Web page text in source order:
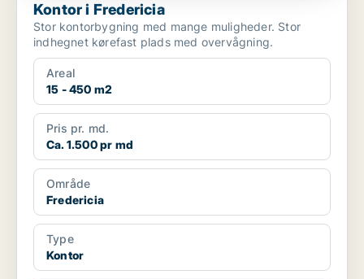
Kontor i Fredericia
Stor kontorbygning med mange muligheder. Stor
indhegnet kørefast plads med overvågning.
Areal
15 - 450 m2
Pris pr. md.
Ca. 1.500 pr md
Område
Fredericia
Type
Kontor